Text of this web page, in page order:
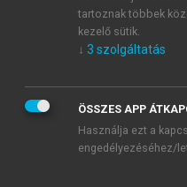
tudomásul veszem és
tartoznak többek
kezelő sütik.
↓ 3 szolgáltatás
ÖSSZES APP
Használja ezt a
engedélyezéséhez/